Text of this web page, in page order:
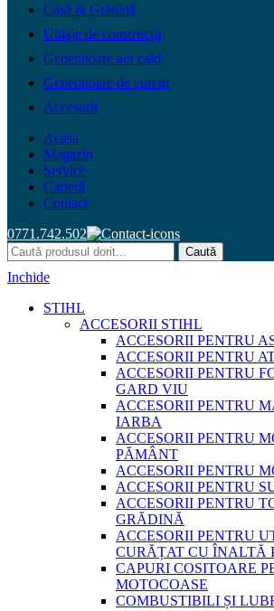
Casă & Grădină
Utilaje de construcții
Generatoare aer cald
Generatoare de curent
Accesorii
Acasa
Magazin
Service
Carieră
Contact
0771.742.502
Caută
Inchide
STIHL
ACCESORII STIHL
ACCESORII PENTRU
ACCESORII PENTRU
ACCESORII PENTRU
GARD VIU
ACCESORII PENTRU
IARBA
ACCESORII PENTRU
PĂMÂNT
ACCESORII PENTRU
ACCESORII PENTRU
ACCESORII PENTRU
GRĂDINĂ
ACCESORII PENTRU
CURĂȚAT CU ÎNALTĂ
CAPURI COSITOARE
MOTOCOASE
COMBUSTIBILI ȘI